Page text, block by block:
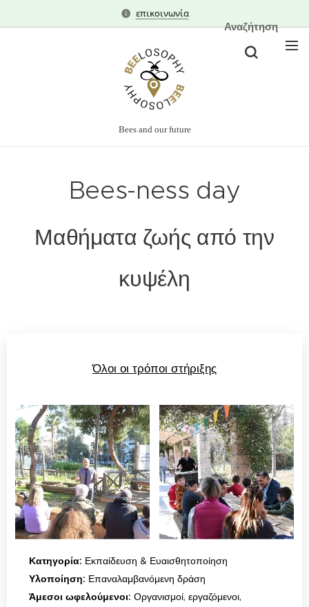
επικοινωνία
Bees and our future
Αναζήτηση
Bees-ness day
Μαθήματα ζωής από την
κυψέλη
Όλοι οι τρόποι στήριξης
Κατηγορία: Εκπαίδευση & Ευαισθητοποίηση
Υλοποίηση: Επαναλαμβανόμενη δράση
Άμεσοι ωφελούμενοι: Οργανισμοί, εργαζόμενοι,